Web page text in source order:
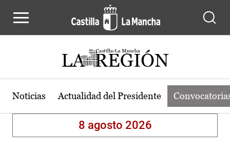
Convocatorias de la región de
Noticias Actualidad del Presidente
8 agosto 2026